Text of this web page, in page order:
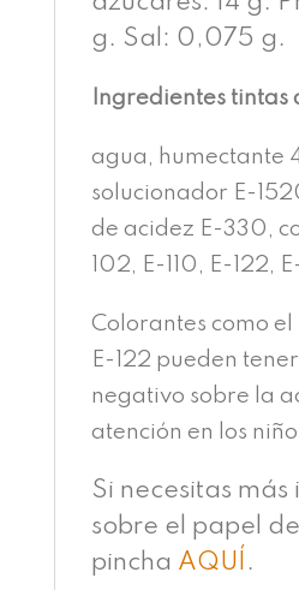
g. Sal: 0,075 g.
Ingredientes tintas
agua, humectante
solucionador E-
de acidez E-330,
102, E-110, E-122,
Colorantes como el
E-122 pueden
negativo sobre la
atención en los
Si necesitas
sobre el papel
pincha AQUÍ .